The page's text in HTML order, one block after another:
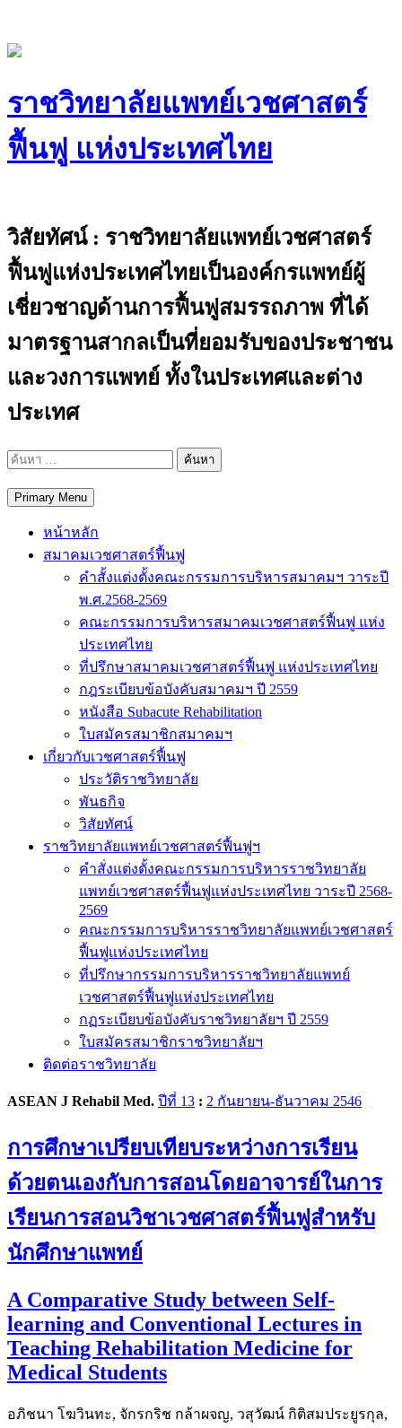
content
ราชวิทยาลัยแพทย์เวชศาสตร์
ฟื้นฟู แห่งประเทศไทย
วิสัยทัศน์ : ราชวิทยาลัยแพทย์เวชศาสตร์
ฟื้นฟูแห่งประเทศไทยเป็นองค์กรแพทย์ผู้
เชี่ยวชาญด้านการฟื้นฟูสมรรถภาพ ที่ได้
มาตรฐานสากลเป็นที่ยอมรับของประชาชน
และวงการแพทย์ ทั้งในประเทศและต่าง
ประเทศ
ค้นหา
Primary Menu
หน้าหลัก
สมาคมเวชศาสตร์ฟื้นฟู
คำสั้งแต่งตั้งคณะกรรมการบริหารสมาคมฯ วาระปี
พ.ศ.2568-2569
คณะกรรมการบริหารสมาคมเวชศาสตร์ฟื้นฟู แห่ง
ประเทศไทย
ที่ปรึกษาสมาคมเวชศาสตร์ฟื้นฟู แห่งประเทศไทย
กฎระเบียบข้อบังคับสมาคมฯ ปี 2559
หนังสือ Subacute Rehabilitation
ใบสมัครสมาชิกสมาคมฯ
เกี่ยวกับเวชศาสตร์ฟื้นฟู
ประวัติราชวิทยาลัย
พันธกิจ
วิสัยทัศน์
ราชวิทยาลัยแพทย์เวชศาสตร์ฟื้นฟูฯ
คำสั่งแต่งตั้งคณะกรรมการบริหารราชวิทยาลัย
แพทย์เวชศาสตร์ฟื้นฟูแห่งประเทศไทย วาระปี 2568-
2569
คณะกรรมการบริหารราชวิทยาลัยแพทย์เวชศาสตร์
ฟื้นฟูแห่งประเทศไทย
ที่ปรึกษากรรมการบริหารราชวิทยาลัยแพทย์
เวชศาสตร์ฟื้นฟูแห่งประเทศไทย
กฏระเบียบข้อบังคับราชวิทยาลัยฯ ปี 2559
ใบสมัครสมาชิกราชวิทยาลัยฯ
ติดต่อราชวิทยาลัย
ASEAN J Rehabil Med. ปีที่ 13 : 2 กันยายน-ธันวาคม 2546
การศึกษาเปรียบเทียบระหว่างการเรียน
ด้วยตนเองกับการสอนโดยอาจารย์ในการ
เรียนการสอนวิชาเวชศาสตร์ฟื้นฟูสำหรับ
นักศึกษาแพทย์
A Comparative Study between Self-
learning and Conventional Lectures in
Teaching Rehabilitation Medicine for
Medical Students
อภิชนา โฆวินทะ, จักรกริช กล้าผจญ, วสุวัฒน์ กิติสมประยูรกุล,